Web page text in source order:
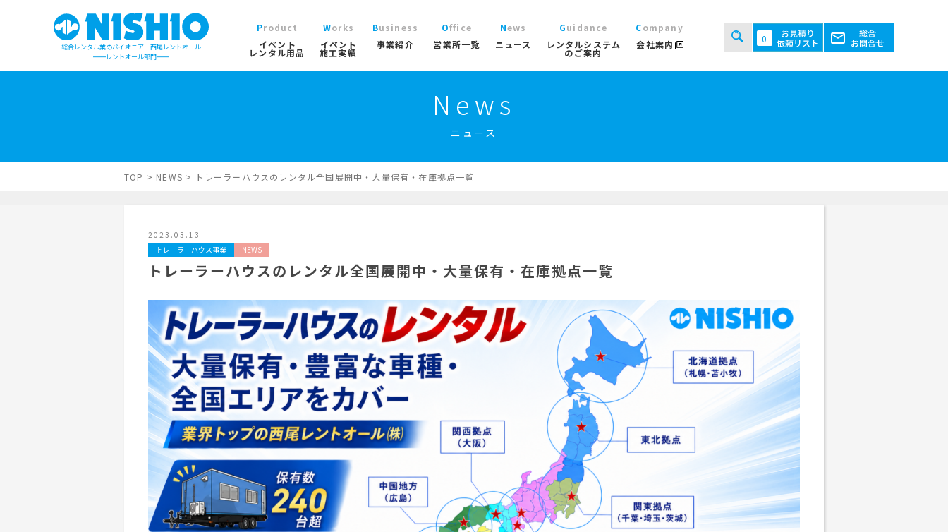
総合レンタル業のパイオニア 西尾レントオール
レントオール部門
イベント
レンタル用品
Product
イベント会場の設営／施工について
デジタルカタログ
イベント用テント
スポーツ施設資材
会場設営用品
屋内イベント 展示会
イベント映像機器
撮影機材・中継機材
テーブル・チェアその他備
品
冷・暖房機器 発電機
ツ
式典用品
フランチャイズおすすめ商品
イベント
施工実績
Works
事業紹介
Business
屋外イベント事業 屋内イベント事業 トレーラーハウス事業 工事用テント・テント倉庫事業
地域密着イベント キッズ・アミューズメント事業 フランチャイズ事業 まちづくり事業
営業所一覧
Office
ニュース
News
レンタルシステム
のご案内
Guidance
会社案内
Company
0
検索カテゴリ 実績 商品 ニュース/ブログ
News
ニュース
TOP > NEWS > トレーラーハウスのレンタル全国展開中・大量保有・在庫拠点一覧
2023.03.13
トレーラーハウス事業
NEWS
トレーラーハウスのレンタル全国展開中・大量保有・在庫拠点一覧